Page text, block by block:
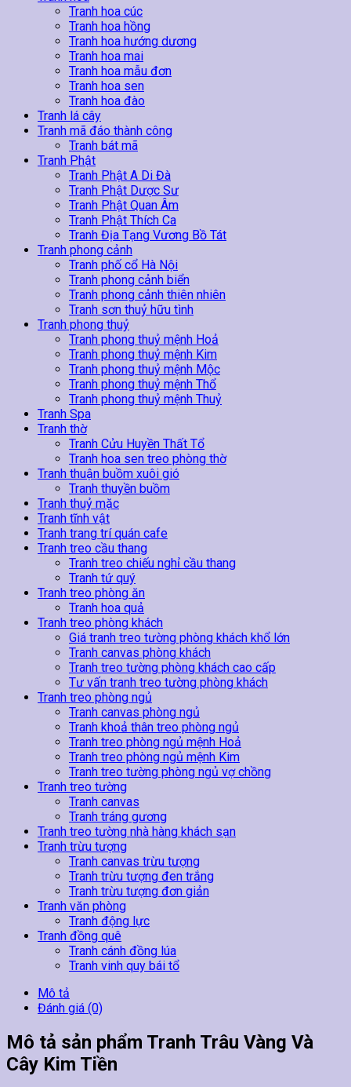
Tranh hoa cúc
Tranh hoa hồng
Tranh hoa hướng dương
Tranh hoa mai
Tranh hoa mẫu đơn
Tranh hoa sen
Tranh hoa đào
Tranh lá cây
Tranh mã đáo thành công
Tranh bát mã
Tranh Phật
Tranh Phật A Di Đà
Tranh Phật Dược Sư
Tranh Phật Quan Âm
Tranh Phật Thích Ca
Tranh Địa Tạng Vương Bồ Tát
Tranh phong cảnh
Tranh phố cổ Hà Nội
Tranh phong cảnh biển
Tranh phong cảnh thiên nhiên
Tranh sơn thuỷ hữu tình
Tranh phong thuỷ
Tranh phong thuỷ mệnh Hoả
Tranh phong thuỷ mệnh Kim
Tranh phong thuỷ mệnh Mộc
Tranh phong thuỷ mệnh Thổ
Tranh phong thuỷ mệnh Thuỷ
Tranh Spa
Tranh thờ
Tranh Cửu Huyền Thất Tổ
Tranh hoa sen treo phòng thờ
Tranh thuận buồm xuôi gió
Tranh thuyền buồm
Tranh thuỷ mặc
Tranh tĩnh vật
Tranh trang trí quán cafe
Tranh treo cầu thang
Tranh treo chiếu nghỉ cầu thang
Tranh tứ quý
Tranh treo phòng ăn
Tranh hoa quả
Tranh treo phòng khách
Giá tranh treo tường phòng khách khổ lớn
Tranh canvas phòng khách
Tranh treo tường phòng khách cao cấp
Tư vấn tranh treo tường phòng khách
Tranh treo phòng ngủ
Tranh canvas phòng ngủ
Tranh khoả thân treo phòng ngủ
Tranh treo phòng ngủ mệnh Hoả
Tranh treo phòng ngủ mệnh Kim
Tranh treo tường phòng ngủ vợ chồng
Tranh treo tường
Tranh canvas
Tranh tráng gương
Tranh treo tường nhà hàng khách sạn
Tranh trừu tượng
Tranh canvas trừu tượng
Tranh trừu tượng đen trắng
Tranh trừu tượng đơn giản
Tranh văn phòng
Tranh động lực
Tranh đồng quê
Tranh cánh đồng lúa
Tranh vinh quy bái tổ
Mô tả
Đánh giá (0)
Mô tả sản phẩm Tranh Trâu Vàng Và
Cây Kim Tiền